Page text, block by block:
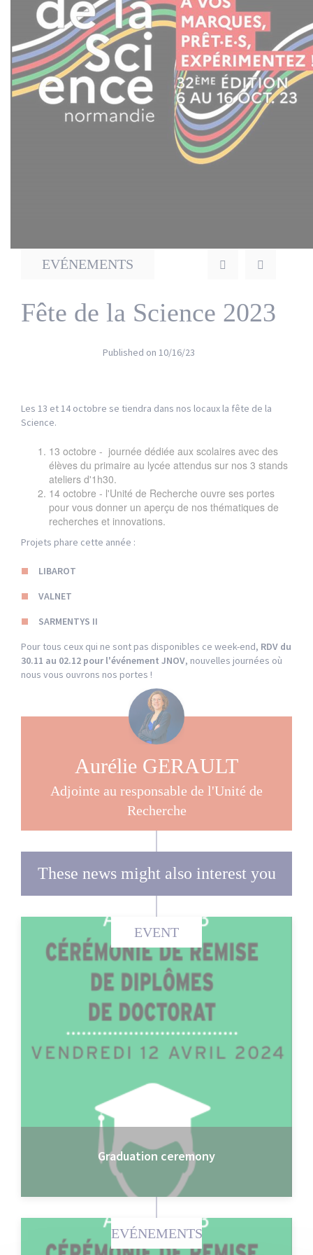
News
Network
EVÉNEMENTS
Fête de la Science 2023
Published on 10/16/23
Les 13 et 14 octobre se tiendra dans nos locaux la fête de la
Science.
13 octobre - journée dédiée aux scolaires avec des
élèves du primaire au lycée attendus sur nos 3 stands
ateliers d'1h30.
14 octobre - l'Unité de Recherche ouvre ses portes
pour vous donner un aperçu de nos thématiques de
recherches et innovations.
Projets phare cette année :
LIBAROT
VALNET
SARMENTYS II
Pour tous ceux qui ne sont pas disponibles ce week-end, RDV du
30.11 au 02.12 pour l'événement JNOV, nouvelles journées où
nous vous ouvrons nos portes !
Aurélie GERAULT
Adjointe au responsable de l'Unité de
Recherche
These news might also interest you
EVENT
Graduation ceremony
EVÉNEMENTS